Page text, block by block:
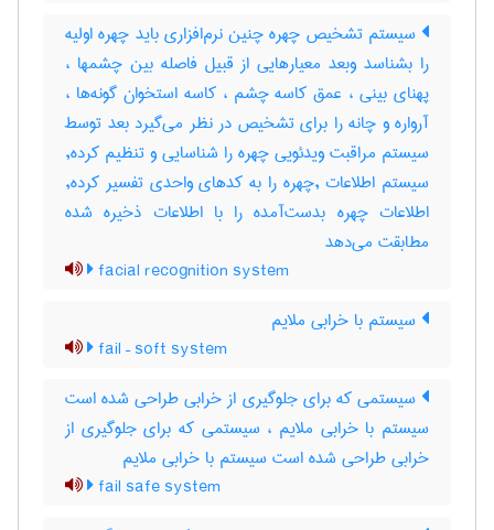
سیستم تشخیص چهره چنین نرم‌افزاری باید چهره اولیه
را بشناسد وبعد معیارهایی از قبیل فاصله بین چشمها ،
پهنای بینی ، عمق کاسه چشم ، کاسه استخوان گونه‌ها ،
آرواره و چانه را برای تشخیص در نظر می‌گیرد بعد توسط
سیستم مراقبت ویدئویی چهره را شناسایی و تنظیم کرده,
سیستم اطلاعات ,چهره را به کدهای واحدی تفسیر کرده,
اطلاعات چهره بدست‌آمده را با اطلاعات ذخیره شده
مطابقت می‌دهد
facial recognition system
سیستم با خرابی ملایم
fail – soft system
سیستمی که برای جلوگیری از خرابی طراحی شده است
سیستم با خرابی ملایم ، سیستمی که برای جلوگیری از
خرابی طراحی شده است سیستم با خرابی ملایم
fail safe system